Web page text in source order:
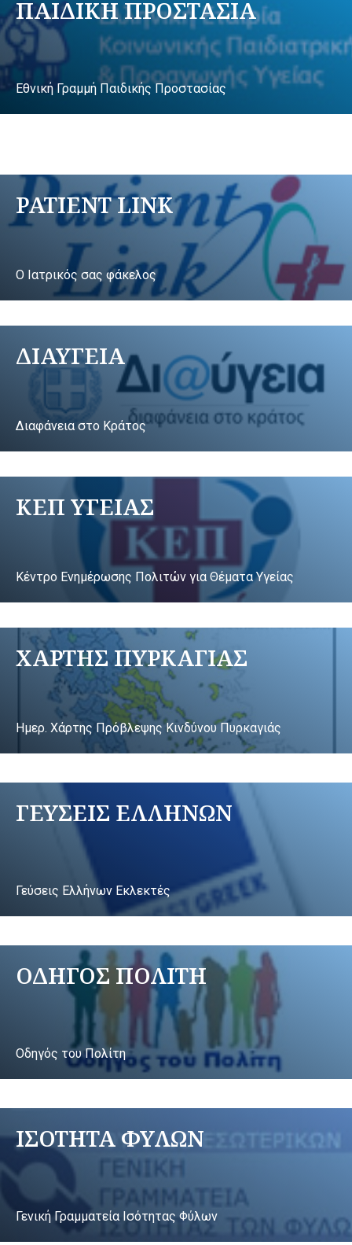
ΠΑΙΔΙΚΗ ΠΡΟΣΤΑΣΙΑ
Εθνική Γραμμή Παιδικής Προστασίας
PATIENT LINK
Ο Ιατρικός σας φάκελος
ΔΙΑΥΓΕΙΑ
Διαφάνεια στο Κράτος
ΚΕΠ ΥΓΕΙΑΣ
Κέντρο Ενημέρωσης Πολιτών για Θέματα Υγείας
ΧΑΡΤΗΣ ΠΥΡΚΑΓΙΑΣ
Ημερ. Χάρτης Πρόβλεψης Κινδύνου Πυρκαγιάς
ΓΕΥΣΕΙΣ ΕΛΛΗΝΩΝ
Γεύσεις Ελλήνων Εκλεκτές
ΟΔΗΓΟΣ ΠΟΛΙΤΗ
Οδηγός του Πολίτη
ΙΣΟΤΗΤΑ ΦΥΛΩΝ
Γενική Γραμματεία Ισότητας Φύλων